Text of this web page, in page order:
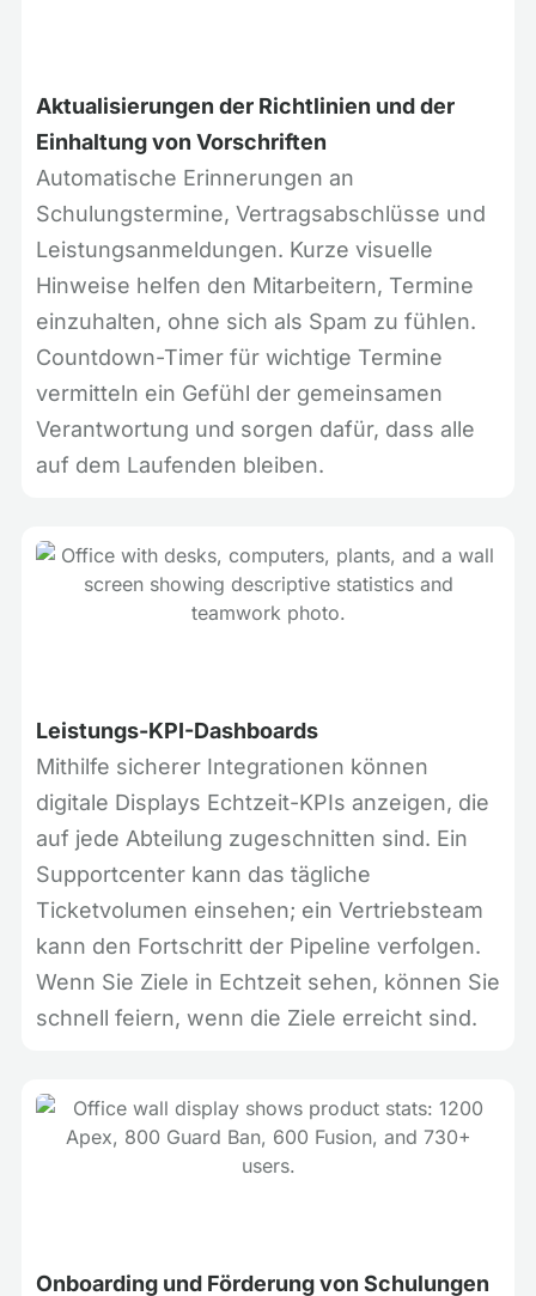
Aktualisierungen der Richtlinien und der
Einhaltung von Vorschriften
Automatische Erinnerungen an
Schulungstermine, Vertragsabschlüsse und
Leistungsanmeldungen. Kurze visuelle
Hinweise helfen den Mitarbeitern, Termine
einzuhalten, ohne sich als Spam zu fühlen.
Countdown-Timer für wichtige Termine
vermitteln ein Gefühl der gemeinsamen
Verantwortung und sorgen dafür, dass alle
auf dem Laufenden bleiben.
Leistungs-KPI-Dashboards
Mithilfe sicherer Integrationen können
digitale Displays Echtzeit-KPIs anzeigen, die
auf jede Abteilung zugeschnitten sind. Ein
Supportcenter kann das tägliche
Ticketvolumen einsehen; ein Vertriebsteam
kann den Fortschritt der Pipeline verfolgen.
Wenn Sie Ziele in Echtzeit sehen, können Sie
schnell feiern, wenn die Ziele erreicht sind.
Onboarding und Förderung von Schulungen